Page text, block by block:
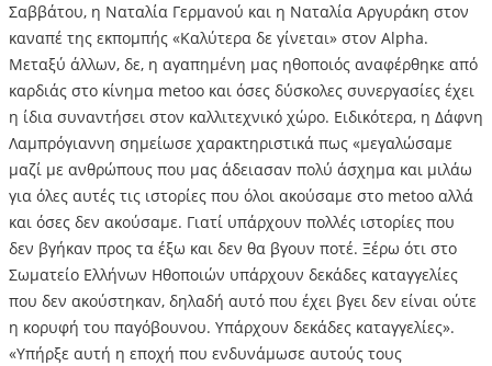
Σαββάτου, η Ναταλία Γερμανού και η Ναταλία Αργυράκη στον
καναπέ της εκπομπής «Καλύτερα δε γίνεται» στον Alpha.
Μεταξύ άλλων, δε, η αγαπημένη μας ηθοποιός αναφέρθηκε από
καρδιάς στο κίνημα metoo και όσες δύσκολες συνεργασίες έχει
η ίδια συναντήσει στον καλλιτεχνικό χώρο. Ειδικότερα, η Δάφνη
Λαμπρόγιαννη σημείωσε χαρακτηριστικά πως «μεγαλώσαμε
μαζί με ανθρώπους που μας άδειασαν πολύ άσχημα και μιλάω
για όλες αυτές τις ιστορίες που όλοι ακούσαμε στο metoo αλλά
και όσες δεν ακούσαμε. Γιατί υπάρχουν πολλές ιστορίες που
δεν βγήκαν προς τα έξω και δεν θα βγουν ποτέ. Ξέρω ότι στο
Σωματείο Ελλήνων Ηθοποιών υπάρχουν δεκάδες καταγγελίες
που δεν ακούστηκαν, δηλαδή αυτό που έχει βγει δεν είναι ούτε
η κορυφή του παγόβουνου. Υπάρχουν δεκάδες καταγγελίες».
«Υπήρξε αυτή η εποχή που ενδυνάμωσε αυτούς τους